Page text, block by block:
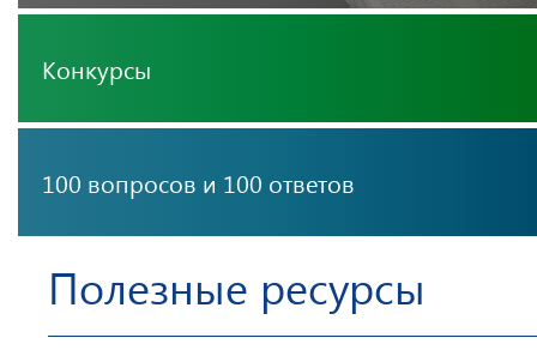
Конкурсы
100 вопросов и 100 ответов
Полезные ресурсы